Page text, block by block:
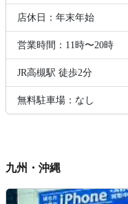
店休日：年末年始
営業時間：11時〜20時
JR高槻駅 徒歩2分
無料駐車場：なし
九州・沖縄